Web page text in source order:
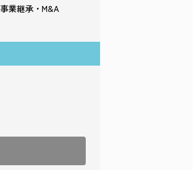
事業継承・M&A